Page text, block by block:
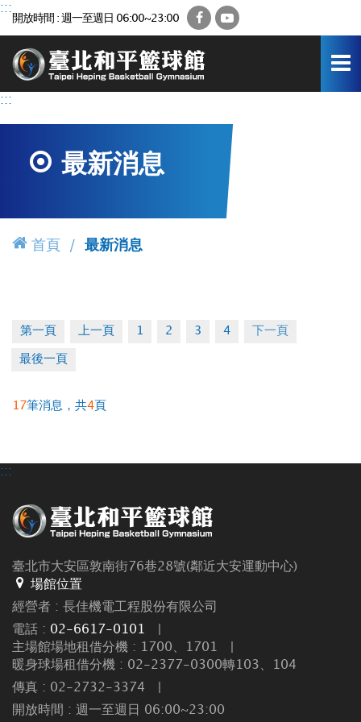
跳
容
:::
開放時間 : 週一至週日 06:00~23:00 FacebookYouTube
:::
最新消息
首頁 最新消息
第一頁 上一頁 1 2 3 4 下一頁
最後一頁
17筆消息，共4 頁
:::
臺北市大安區敦南街76巷28號(鄰近大安運動中心)
場館位置
經營者 : 長佳機電工程股份有限公司
電話 : 02-6617-0101
主場館場地租借分機 : 1700、1701
暖身球場租借分機 : 02-2377-0300轉103、104
傳真 : 02-2732-3374
開放時間 : 週一至週日 06:00~23:00